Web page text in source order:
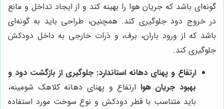
گونه‌ای باشد که جریان هوا را بهینه کند و از ایجاد تداخل و مانع
در خروج دود جلوگیری کند. همچنین، طراحی باید به گونه‌ای
باشد که از ورود باران، برف، و ذرات خارجی به داخل دودکش
جلوگیری کند.
ارتفاع و پهنای دهانه استاندارد: جلوگیری از بازگشت دود و
بهبود جریان هوا ارتفاع و پهنای دهانه کلاهک شومینه،
باید متناسب با قطر دودکش و نوع سوخت مورد استفاده